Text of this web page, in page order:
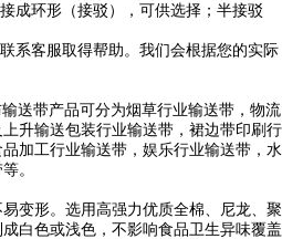
成环形（接驳），可供选择；半接驳
系客服取得帮助。我们会根据您的实际
送带产品可分为烟草行业输送带，物流
升输送包装行业输送带，裙边带印刷行
加工行业输送带，娱乐行业输送带，水
。
变形。选用高强力优质全棉、尼龙、聚
白色或浅色，不影响食品卫生异味覆盖